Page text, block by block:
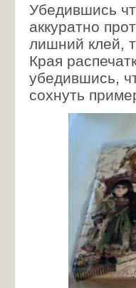
Убедившись
аккуратно
лишний клей,
Края
убедившись,
сохнуть